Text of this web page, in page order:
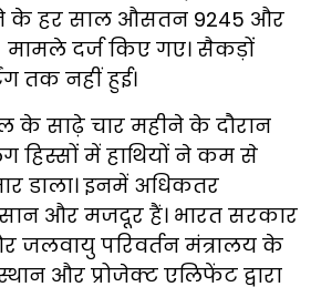
के हर साल औसतन 9245 और
मामले दर्ज किए गए। सैकड़ों
तक नहीं हुई।
के साढ़े चार महीने के दौरान
में हाथियों ने कम से
डाला। इनमें अधिकतर
और मजदूर हैं। भारत सरकार
जलवायु परिवर्तन मंत्रालय के
और प्रोजेक्ट एलिफेंट द्वारा